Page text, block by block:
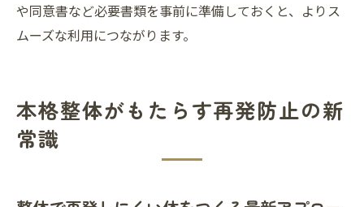
や同意書など必要書類を事前に準備しておくと、よりス
ムーズな利用につながります。
本格整体がもたらす再発防止の新
常識